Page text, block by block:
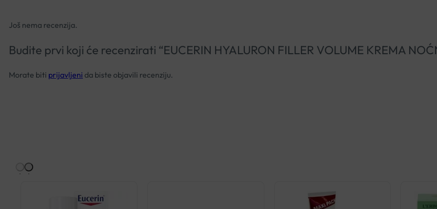
Još nema recenzija.
Budite prvi koji će recenzirati “EUCERIN HYALURON FILLER VOLUME KREMA
Morate biti prijavljeni da biste objavili recenziju.